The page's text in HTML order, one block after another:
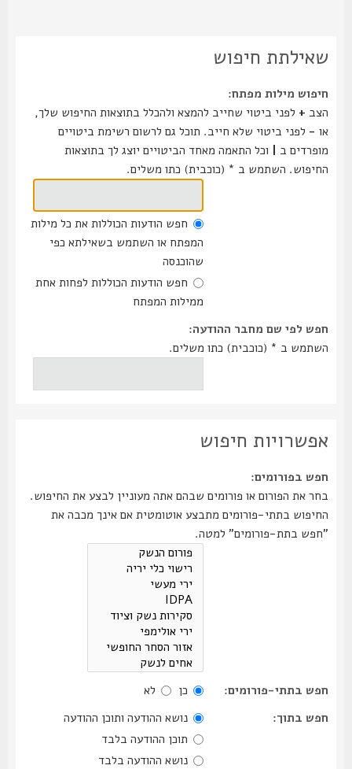
שאילתת חיפוש
חיפוש מילות מפתח:
+לפני ביטוי שחייב להמצא ולהכלל בתוצאות החיפוש שלך,
לפני ביטוי שלא חייב. תוכל גם לרשום רשימת ביטויים
מופרדים ב|וכל התאמה מאחד הביטויים יוצג לך בתוצאות
החיפוש. השתמש ב * (כוכבית) כתו משלים.
חפש הודעות הכוללות את כל מילות
המפתח או השתמש בשאילתא כפי
שהוכנסה
חפש הודעות הכוללות לפחות אחת
ממילות המפתח
חפש לפי שם מחבר ההודעה:
השתמש ב * (כוכבית) כתו משלים.
אפשרויות חיפוש
חפש בפורומים:
בחר את הפורום או פורומים שבהם אתה מעוניין לבצע את החיפוש.
החיפוש בתתי-פורומים מתבצע אוטומטית אם אינך מכבה את
"חפש בתת-פורומים" למטה.
חפש בתתי-פורומים: כן
לא
חפש בתוך:
נושא ההודעה ותוכן ההודעה
תוכן ההודעה בלבד
נושא ההודעה בלבד